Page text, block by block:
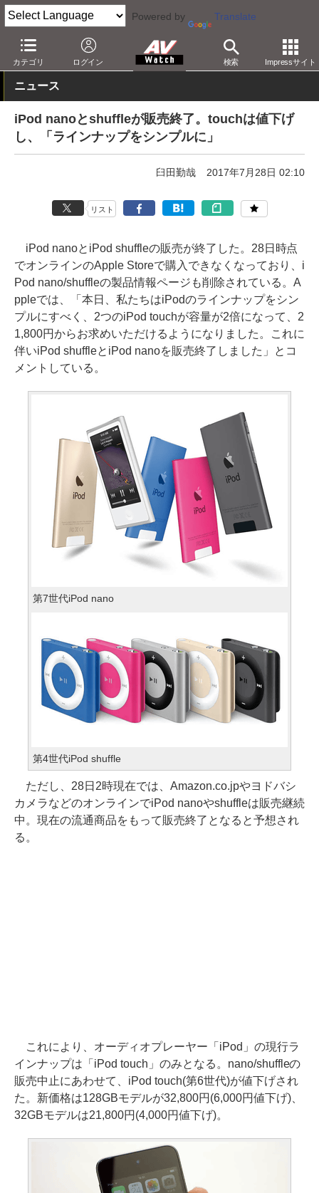
Powered by Translate
カテゴリ ログイン 検索 Impressサイト
AV Watch 製品 ポータブルオーディオ iPod
ニュース
iPod nanoとshuffleが販売終了。touchは値下げ
し、「ラインナップをシンプルに」
臼田勤哉 2017年7月28日 02:10
リスト
iPod nanoとiPod shuffleの販売が終了した。28日時点
でオンラインのApple Storeで購入できなくなっており、i
Pod nano/shuffleの製品情報ページも削除されている。A
ppleでは、「本日、私たちはiPodのラインナップをシン
プルにすべく、2つのiPod touchが容量が2倍になって、2
1,800円からお求めいただけるようになりました。これに
伴いiPod shuffleとiPod nanoを販売終了しました」とコ
メントしている。
第7世代iPod nano
第4世代iPod shuffle
ただし、28日2時現在では、Amazon.co.jpやヨドバシ
カメラなどのオンラインでiPod nanoやshuffleは販売継続
中。現在の流通商品をもって販売終了となると予想され
る。
これにより、オーディオプレーヤー「iPod」の現行ラ
インナップは「iPod touch」のみとなる。nano/shuffleの
販売中止にあわせて、iPod touch(第6世代)が値下げされ
た。新価格は128GBモデルが32,800円(6,000円値下げ)、
32GBモデルは21,800円(4,000円値下げ)。